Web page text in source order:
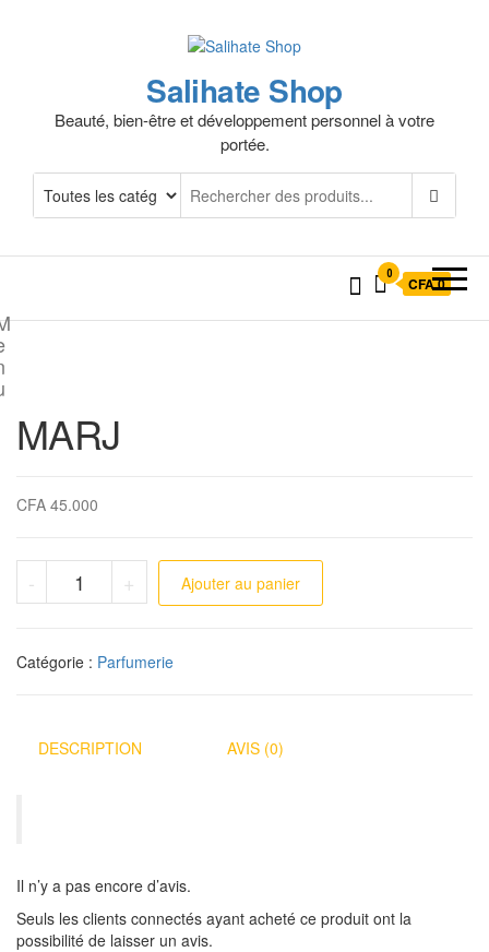
Salihate Shop
Beauté, bien-être et développement personnel à votre
portée.
0
CFA 0
MARJ
CFA 45.000
- quantité de MARJ
+ Ajouter au panier
Catégorie : Parfumerie
DESCRIPTION AVIS (0)
Il n’y a pas encore d’avis.
Seuls les clients connectés ayant acheté ce produit ont la
possibilité de laisser un avis.